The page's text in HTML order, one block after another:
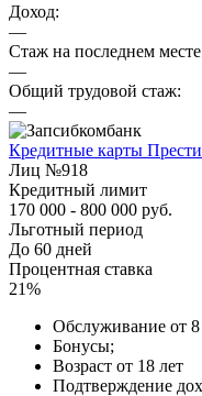
Доход:
—
Стаж на последнем
—
Общий трудовой стаж:
—
Кредитные карты
Лиц №918
Кредитный лимит
170 000 - 800 000 руб.
Льготный период
До 60 дней
Процентная ставка
21%
Обслуживание от 8
Бонусы;
Возраст от 18 лет
Подтверждение